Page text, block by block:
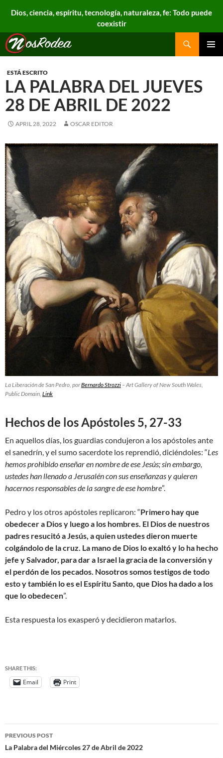
Dios, ciencia, espíritu, tecnología, naturaleza, fe: Todo puede
coexistir
Nos Rodea
Search
ESTÁ ESCRITO
LA PALABRA DEL JUEVES
28 DE ABRIL DE 2022
APRIL 28, 2022 OSCAR EDITOR
La Liberación de San Pedro, porBernardo Strozzi – Art Gallery of New South Wales,
Public Domain, Link
Hechos de los Apóstoles 5, 27-33
En aquellos días, los guardias condujeron a los apóstoles ante
el sanedrín, y el sumo sacerdote los reprendió, diciéndoles: “Les
hemos prohibido enseñar en nombre de ese Jesús; sin embargo,
ustedes han llenado a Jerusalén con sus enseñanzas y quieren
hacernos responsables de la sangre de ese hombre”.
Pedro y los otros apóstoles replicaron: “Primero hay que
obedecer a Dios y luego a los hombres. El Dios de nuestros
padres resucitó a Jesús, a quien ustedes dieron muerte
colgándolo de la cruz. La mano de Dios lo exaltó y lo ha hecho
jefe y Salvador, para dar a Israel la gracia de la conversión y
el perdón de los pecados. Nosotros somos testigos de todo
esto y también lo es el Espíritu Santo, que Dios ha dado a los
que lo obedecen”.
Esta respuesta los exasperó y decidieron matarlos.
SHARE THIS:
Email Print
PREVIOUS POST
La Palabra del Miércoles 27 de Abril de 2022